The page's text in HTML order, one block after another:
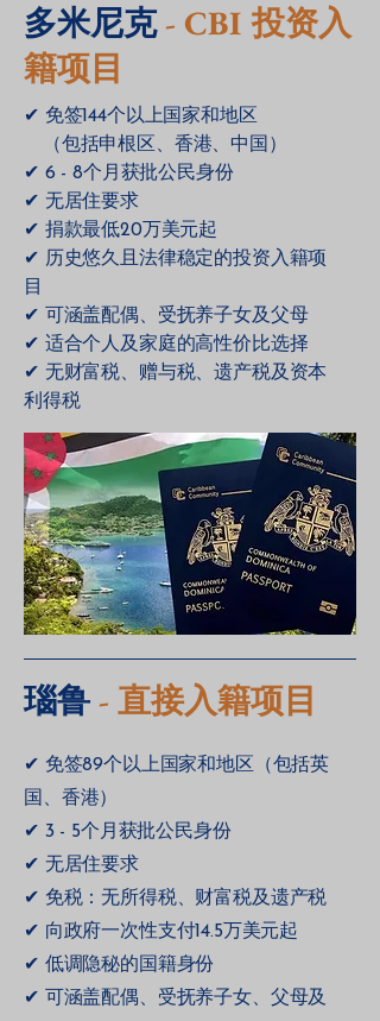
多米尼克- CBI 投资入
籍项目
✔ 免签144个以上国家和地区
（包括申根区、香港、中国）
✔ 6 - 8个月获批公民身份
✔ 无居住要求
✔ 捐款最低20万美元起
✔ 历史悠久且法律稳定的投资入籍项
目
✔ 可涵盖配偶、受抚养子女及父母
✔ 适合个人及家庭的高性价比选择
✔ 无财富税、赠与税、遗产税及资本
利得税
瑙鲁- 直接入籍项目
✔ 免签89个以上国家和地区（包括英
国、香港）
✔ 3 - 5个月获批公民身份
✔ 无居住要求
✔ 免税：无所得税、财富税及遗产税
✔ 向政府一次性支付14.5万美元起
✔ 低调隐秘的国籍身份
✔ 可涵盖配偶、受抚养子女、父母及